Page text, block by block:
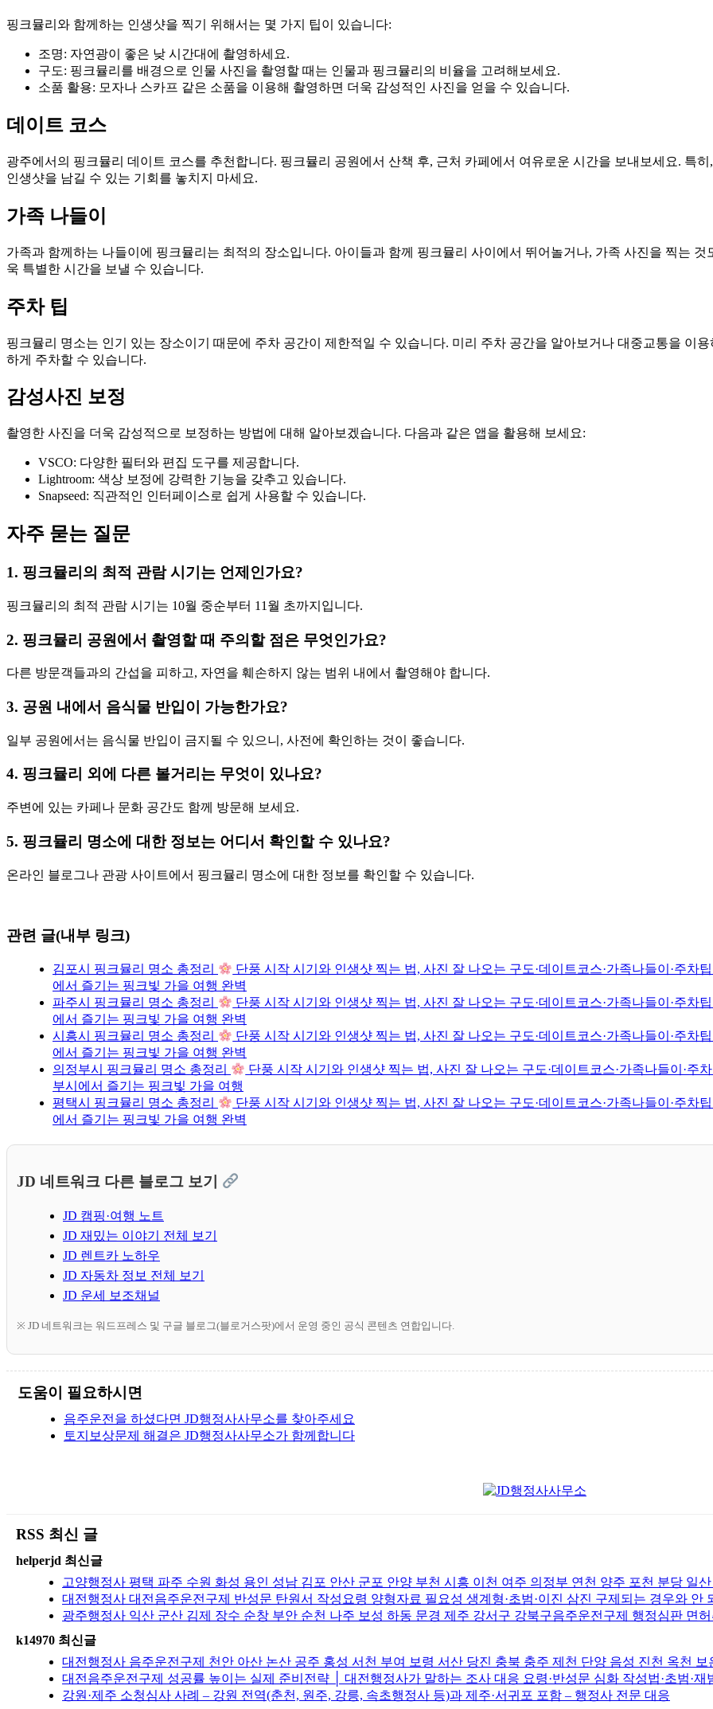
핑크뮬리와 함께하는 인생샷을 찍기 위해서는 몇 가지 팁이 있습니다:
조명: 자연광이 좋은 낮 시간대에 촬영하세요.
구도: 핑크뮬리를 배경으로 인물 사진을 촬영할 때는 인물과 핑크뮬리의 비율을 고려해보세요.
소품 활용: 모자나 스카프 같은 소품을 이용해 촬영하면 더욱 감성적인 사진을 얻을 수 있습니다.
데이트 코스
광주에서의 핑크뮬리 데이트 코스를 추천합니다. 핑크뮬리 공원에서 산책 후, 근처 카페에서 여유로운 시간을 보내보세요. 특
인생샷을 남길 수 있는 기회를 놓치지 마세요.
가족 나들이
가족과 함께하는 나들이에 핑크뮬리는 최적의 장소입니다. 아이들과 함께 핑크뮬리 사이에서 뛰어놀거나, 가족 사진을 찍는
욱 특별한 시간을 보낼 수 있습니다.
주차 팁
핑크뮬리 명소는 인기 있는 장소이기 때문에 주차 공간이 제한적일 수 있습니다. 미리 주차 공간을 알아보거나 대중교통을 이
하게 주차할 수 있습니다.
감성사진 보정
촬영한 사진을 더욱 감성적으로 보정하는 방법에 대해 알아보겠습니다. 다음과 같은 앱을 활용해 보세요:
VSCO: 다양한 필터와 편집 도구를 제공합니다.
Lightroom: 색상 보정에 강력한 기능을 갖추고 있습니다.
Snapseed: 직관적인 인터페이스로 쉽게 사용할 수 있습니다.
자주 묻는 질문
1. 핑크뮬리의 최적 관람 시기는 언제인가요?
핑크뮬리의 최적 관람 시기는 10월 중순부터 11월 초까지입니다.
2. 핑크뮬리 공원에서 촬영할 때 주의할 점은 무엇인가요?
다른 방문객들과의 간섭을 피하고, 자연을 훼손하지 않는 범위 내에서 촬영해야 합니다.
3. 공원 내에서 음식물 반입이 가능한가요?
일부 공원에서는 음식물 반입이 금지될 수 있으니, 사전에 확인하는 것이 좋습니다.
4. 핑크뮬리 외에 다른 볼거리는 무엇이 있나요?
주변에 있는 카페나 문화 공간도 함께 방문해 보세요.
5. 핑크뮬리 명소에 대한 정보는 어디서 확인할 수 있나요?
온라인 블로그나 관광 사이트에서 핑크뮬리 명소에 대한 정보를 확인할 수 있습니다.
관련 글(내부 링크)
김포시 핑크뮬리 명소 총정리
단풍 시작 시기와 인생샷 찍는 법, 사진 잘 나오는 구도·데이트코스·가족나들이·주차
에서 즐기는 핑크빛 가을 여행 완벽
파주시 핑크뮬리 명소 총정리
단풍 시작 시기와 인생샷 찍는 법, 사진 잘 나오는 구도·데이트코스·가족나들이·주차
에서 즐기는 핑크빛 가을 여행 완벽
시흥시 핑크뮬리 명소 총정리
단풍 시작 시기와 인생샷 찍는 법, 사진 잘 나오는 구도·데이트코스·가족나들이·주차
에서 즐기는 핑크빛 가을 여행 완벽
의정부시 핑크뮬리 명소 총정리
단풍 시작 시기와 인생샷 찍는 법, 사진 잘 나오는 구도·데이트코스·가족나들이·주
부시에서 즐기는 핑크빛 가을 여행
평택시 핑크뮬리 명소 총정리
단풍 시작 시기와 인생샷 찍는 법, 사진 잘 나오는 구도·데이트코스·가족나들이·주차
에서 즐기는 핑크빛 가을 여행 완벽
JD 네트워크 다른 블로그 보기
JD 캠핑·여행 노트
JD 재밌는 이야기 전체 보기
JD 렌트카 노하우
JD 자동차 정보 전체 보기
JD 운세 보조채널
※ JD 네트워크는 워드프레스 및 구글 블로그(블로거스팟)에서 운영 중인 공식 콘텐츠 연합입니다.
도움이 필요하시면
음주운전을 하셨다면 JD행정사사무소를 찾아주세요
토지보상문제 해결은 JD행정사사무소가 함께합니다
RSS 최신 글
helperjd 최신글
고양행정사 평택 파주 수원 화성 용인 성남 김포 안산 군포 안양 부천 시흥 이천 여주 의정부 연천 양주 포천 분당 일
대전행정사 대전음주운전구제 반성문 탄원서 작성요령 양형자료 필요성 생계형·초범·이진 삼진 구제되는 경우와 안
광주행정사 익산 군산 김제 장수 순창 부안 순천 나주 보성 하동 문경 제주 강서구 강북구음주운전구제 행정심판 면
k14970 최신글
대전행정사 음주운전구제 천안 아산 논산 공주 홍성 서천 부여 보령 서산 당진 충북 충주 제천 단양 음성 진천 옥천 보
대전음주운전구제 성공률 높이는 실제 준비전략 │ 대전행정사가 말하는 조사 대응 요령·반성문 심화 작성법·초범·재
강원·제주 소청심사 사례 – 강원 전역(춘천, 원주, 강릉, 속초행정사 등)과 제주·서귀포 포함 – 행정사 전문 대응